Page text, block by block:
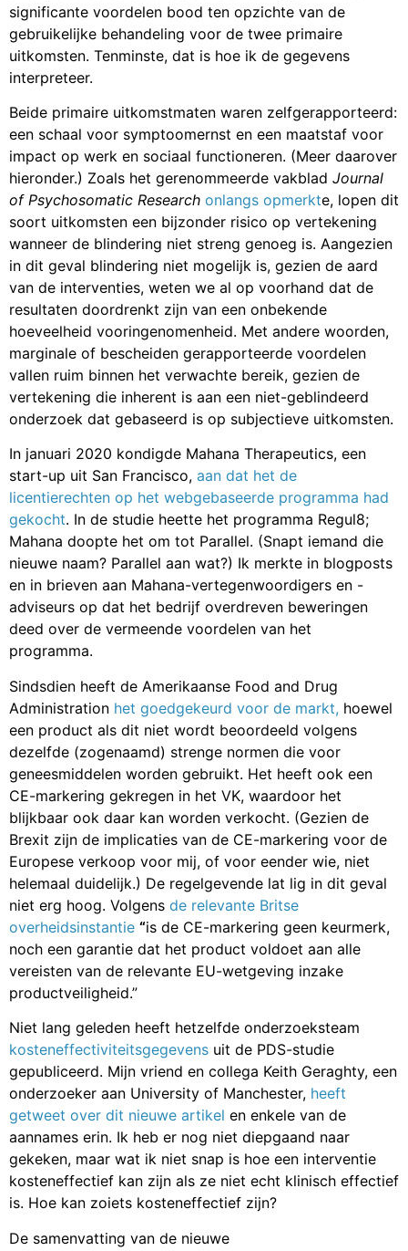
significante voordelen bood ten opzichte van de
gebruikelijke behandeling voor de twee primaire
uitkomsten. Tenminste, dat is hoe ik de gegevens
interpreteer.
Beide primaire uitkomstmaten waren zelfgerapporteerd:
een schaal voor symptoomernst en een maatstaf voor
impact op werk en sociaal functioneren. (Meer daarover
hieronder.) Zoals het gerenommeerde vakblad Journal
of Psychosomatic Research onlangs opmerkte, lopen dit
soort uitkomsten een bijzonder risico op vertekening
wanneer de blindering niet streng genoeg is. Aangezien
in dit geval blindering niet mogelijk is, gezien de aard
van de interventies, weten we al op voorhand dat de
resultaten doordrenkt zijn van een onbekende
hoeveelheid vooringenomenheid. Met andere woorden,
marginale of bescheiden gerapporteerde voordelen
vallen ruim binnen het verwachte bereik, gezien de
vertekening die inherent is aan een niet-geblindeerd
onderzoek dat gebaseerd is op subjectieve uitkomsten.
In januari 2020 kondigde Mahana Therapeutics, een
start-up uit San Francisco, aan dat het de
licentierechten op het webgebaseerde programma had
gekocht. In de studie heette het programma Regul8;
Mahana doopte het om tot Parallel. (Snapt iemand die
nieuwe naam? Parallel aan wat?) Ik merkte in blogposts
en in brieven aan Mahana-vertegenwoordigers en -
adviseurs op dat het bedrijf overdreven beweringen
deed over de vermeende voordelen van het
programma.
Sindsdien heeft de Amerikaanse Food and Drug
Administration het goedgekeurd voor de markt, hoewel
een product als dit niet wordt beoordeeld volgens
dezelfde (zogenaamd) strenge normen die voor
geneesmiddelen worden gebruikt. Het heeft ook een
CE-markering gekregen in het VK, waardoor het
blijkbaar ook daar kan worden verkocht. (Gezien de
Brexit zijn de implicaties van de CE-markering voor de
Europese verkoop voor mij, of voor eender wie, niet
helemaal duidelijk.) De regelgevende lat lig in dit geval
niet erg hoog. Volgens de relevante Britse
overheidsinstantie “is de CE-markering geen keurmerk,
noch een garantie dat het product voldoet aan alle
vereisten van de relevante EU-wetgeving inzake
productveiligheid.”
Niet lang geleden heeft hetzelfde onderzoeksteam
kosteneffectiviteitsgegevens uit de PDS-studie
gepubliceerd. Mijn vriend en collega Keith Geraghty, een
onderzoeker aan University of Manchester, heeft
getweet over dit nieuwe artikel en enkele van de
aannames erin. Ik heb er nog niet diepgaand naar
gekeken, maar wat ik niet snap is hoe een interventie
kosteneffectief kan zijn als ze niet echt klinisch effectief
is. Hoe kan zoiets kosteneffectief zijn?
De samenvatting van de nieuwe